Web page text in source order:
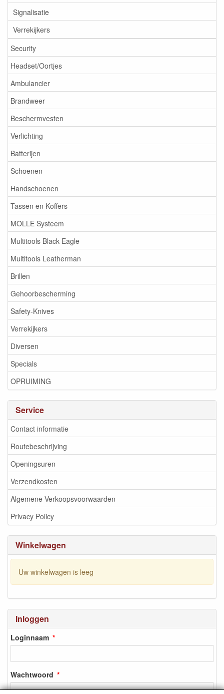
Signalisatie
Verrekijkers
Security
Headset/Oortjes
Ambulancier
Brandweer
Beschermvesten
Verlichting
Batterijen
Schoenen
Handschoenen
Tassen en Koffers
MOLLE Systeem
Multitools Black Eagle
Multitools Leatherman
Brillen
Gehoorbescherming
Safety-Knives
Verrekijkers
Diversen
Specials
OPRUIMING
Service
Contact informatie
Routebeschrijving
Openingsuren
Verzendkosten
Algemene Verkoopsvoorwaarden
Privacy Policy
Winkelwagen
Uw winkelwagen is leeg
Inloggen
Loginnaam
Wachtwoord